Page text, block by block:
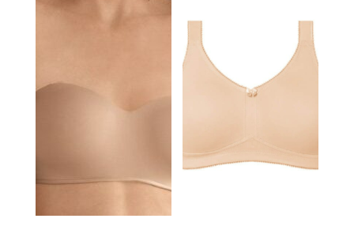
variations.
choisies
produit